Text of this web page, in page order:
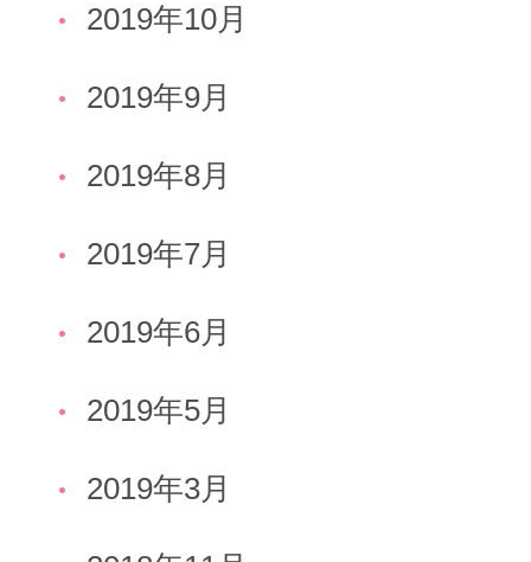
2019年10月
2019年9月
2019年8月
2019年7月
2019年6月
2019年5月
2019年3月